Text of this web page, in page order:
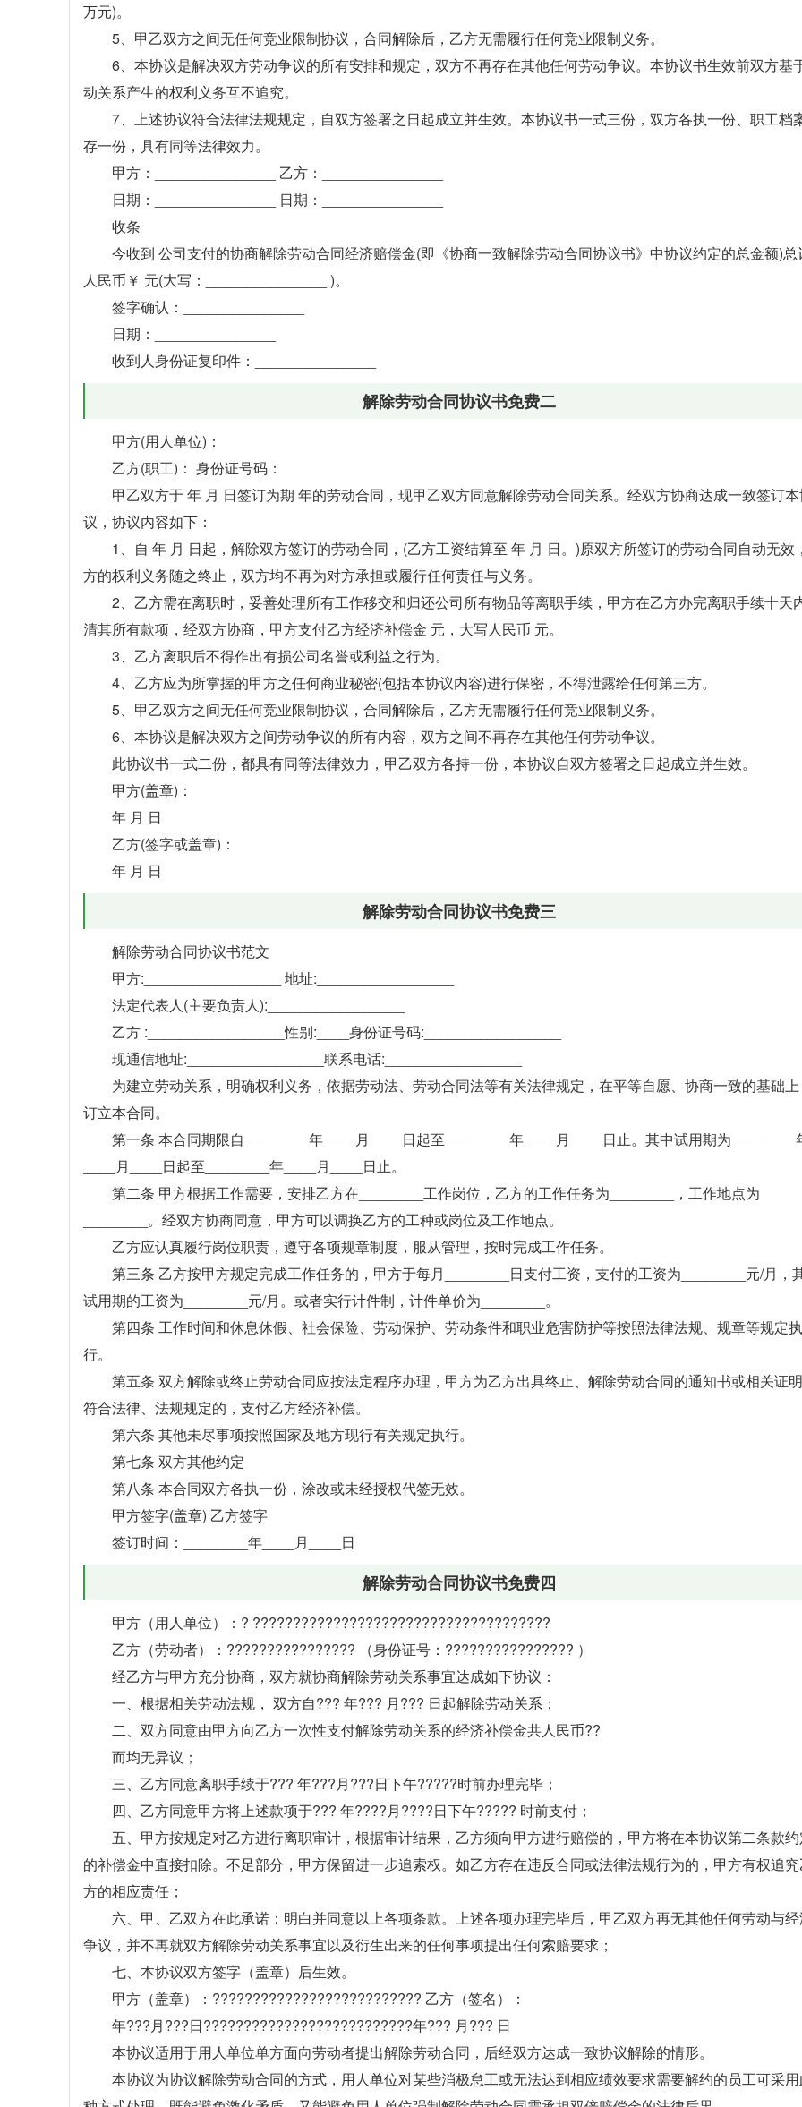
万元)。
5、甲乙双方之间无任何竞业限制协议，合同解除后，乙方无需履行任何竞业限制义务。
6、本协议是解决双方劳动争议的所有安排和规定，双方不再存在其他任何劳动争议。本协议书生效前双方基
动关系产生的权利义务互不追究。
7、上述协议符合法律法规规定，自双方签署之日起成立并生效。本协议书一式三份，双方各执一份、职工档
存一份，具有同等法律效力。
甲方：_______________ 乙方：_______________
日期：_______________ 日期：_______________
收条
今收到 公司支付的协商解除劳动合同经济赔偿金(即《协商一致解除劳动合同协议书》中协议约定的总金额)总
人民币￥ 元(大写：_______________ )。
签字确认：_______________
日期：_______________
收到人身份证复印件：_______________
解除劳动合同协议书免费二
甲方(用人单位)：
乙方(职工)： 身份证号码：
甲乙双方于 年 月 日签订为期 年的劳动合同，现甲乙双方同意解除劳动合同关系。经双方协商达成一致签订
议，协议内容如下：
1、自 年 月 日起，解除双方签订的劳动合同，(乙方工资结算至 年 月 日。)原双方所签订的劳动合同自动无效
方的权利义务随之终止，双方均不再为对方承担或履行任何责任与义务。
2、乙方需在离职时，妥善处理所有工作移交和归还公司所有物品等离职手续，甲方在乙方办完离职手续十天
清其所有款项，经双方协商，甲方支付乙方经济补偿金 元，大写人民币 元。
3、乙方离职后不得作出有损公司名誉或利益之行为。
4、乙方应为所掌握的甲方之任何商业秘密(包括本协议内容)进行保密，不得泄露给任何第三方。
5、甲乙双方之间无任何竞业限制协议，合同解除后，乙方无需履行任何竞业限制义务。
6、本协议是解决双方之间劳动争议的所有内容，双方之间不再存在其他任何劳动争议。
此协议书一式二份，都具有同等法律效力，甲乙双方各持一份，本协议自双方签署之日起成立并生效。
甲方(盖章)：
年 月 日
乙方(签字或盖章)：
年 月 日
解除劳动合同协议书免费三
解除劳动合同协议书范文
甲方:_________________ 地址:_________________
法定代表人(主要负责人):_________________
乙方 :_________________性别:____身份证号码:_________________
现通信地址:_________________联系电话:_________________
为建立劳动关系，明确权利义务，依据劳动法、劳动合同法等有关法律规定，在平等自愿、协商一致的基础上
订立本合同。
第一条 本合同期限自________年____月____日起至________年____月____日止。其中试用期为________
____月____日起至________年____月____日止。
第二条 甲方根据工作需要，安排乙方在________工作岗位，乙方的工作任务为________，工作地点为
________。经双方协商同意，甲方可以调换乙方的工种或岗位及工作地点。
乙方应认真履行岗位职责，遵守各项规章制度，服从管理，按时完成工作任务。
第三条 乙方按甲方规定完成工作任务的，甲方于每月________日支付工资，支付的工资为________元/月，
试用期的工资为________元/月。或者实行计件制，计件单价为________。
第四条 工作时间和休息休假、社会保险、劳动保护、劳动条件和职业危害防护等按照法律法规、规章等规定执
行。
第五条 双方解除或终止劳动合同应按法定程序办理，甲方为乙方出具终止、解除劳动合同的通知书或相关证明
符合法律、法规规定的，支付乙方经济补偿。
第六条 其他未尽事项按照国家及地方现行有关规定执行。
第七条 双方其他约定
第八条 本合同双方各执一份，涂改或未经授权代签无效。
甲方签字(盖章) 乙方签字
签订时间：________年____月____日
解除劳动合同协议书免费四
甲方（用人单位）：? ?????????????????????????????????????
乙方（劳动者）：???????????????? （身份证号：???????????????? ）
经乙方与甲方充分协商，双方就协商解除劳动关系事宜达成如下协议：
一、根据相关劳动法规， 双方自??? 年??? 月??? 日起解除劳动关系；
二、双方同意由甲方向乙方一次性支付解除劳动关系的经济补偿金共人民币??
而均无异议；
三、乙方同意离职手续于??? 年???月???日下午?????时前办理完毕；
四、乙方同意甲方将上述款项于??? 年????月????日下午????? 时前支付；
五、甲方按规定对乙方进行离职审计，根据审计结果，乙方须向甲方进行赔偿的，甲方将在本协议第二条款
的补偿金中直接扣除。不足部分，甲方保留进一步追索权。如乙方存在违反合同或法律法规行为的，甲方有权追
方的相应责任；
六、甲、乙双方在此承诺：明白并同意以上各项条款。上述各项办理完毕后，甲乙双方再无其他任何劳动与
争议，并不再就双方解除劳动关系事宜以及衍生出来的任何事项提出任何索赔要求；
七、本协议双方签字（盖章）后生效。
甲方（盖章）：?????????????????????????? 乙方（签名）：
年???月???日??????????????????????????年??? 月??? 日
本协议适用于用人单位单方面向劳动者提出解除劳动合同，后经双方达成一致协议解除的情形。
本协议为协议解除劳动合同的方式，用人单位对某些消极怠工或无法达到相应绩效要求需要解约的员工可采